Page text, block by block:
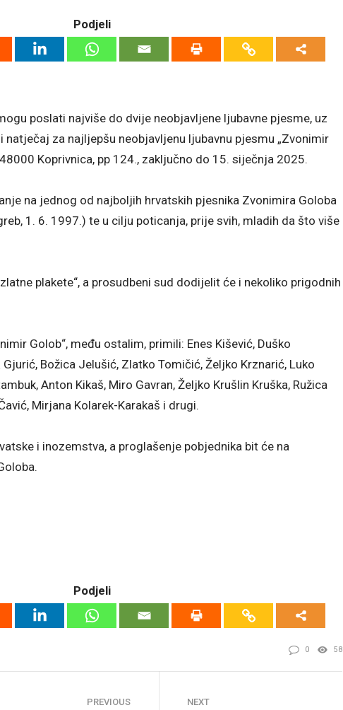
Podjeli
poslati najviše do dvije neobjavljene ljubavne pjesme, uz
natječaj za najljepšu neobjavljenu ljubavnu pjesmu „Zvonimir
48000 Koprivnica, pp 124., zaključno do 15. siječnja 2025.
na jednog od najboljih hrvatskih pjesnika Zvonimira Goloba
1. 6. 1997.) te u cilju poticanja, prije svih, mladih da što više
plakete“, a prosudbeni sud dodijelit će i nekoliko prigodnih
Golob“, među ostalim, primili: Enes Kišević, Duško
Gjurić, Božica Jelušić, Zlatko Tomičić, Željko Krznarić, Luko
Anton Kikaš, Miro Gavran, Željko Krušlin Kruška, Ružica
Mirjana Kolarek-Karakaš i drugi.
i inozemstva, a proglašenje pobjednika bit će na
Podjeli
0 58
PREVIOUS NEXT